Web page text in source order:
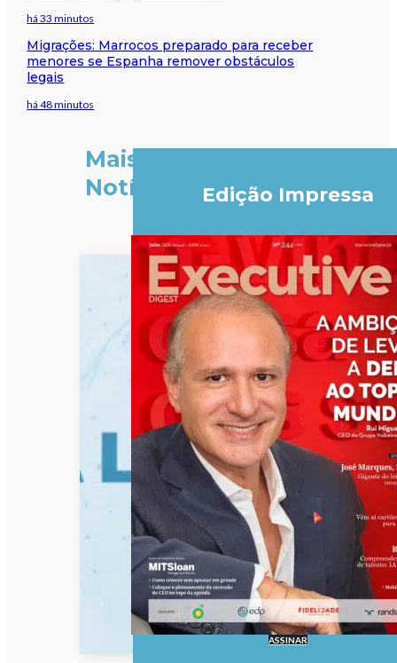
há 33 minutos
Migrações: Marrocos preparado para receber
menores se Espanha remover obstáculos
legais
há 48 minutos
Mais
Notícias
Edição Impressa
ASSINAR